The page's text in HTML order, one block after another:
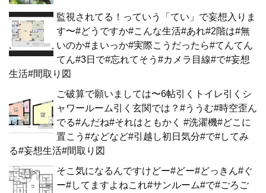
監視されてる！っていう「てい」で妄想入りま
す〜#どうですか#こんな生活#あれ#2階は#無
いのか#まいっか#実際こうだったら#てんてん
てん#3日で#忘れてそう#カメラ目線#で#妄想
生活#間取り図
ご破算で願いましては〜6帖引くトイレ引くシ
ャワールーム引く玄関では？#ううむ#時空歪ん
でる#んだね#それはともかく #洗濯機#どこに
置こう#などなど#引越し初日気分#で#してみ
る#妄想生活#間取り図
そこ気になるんですけどー#どー#どっきん#ぐ
ー#してますよねこれ#サンルーム#で#ごろご